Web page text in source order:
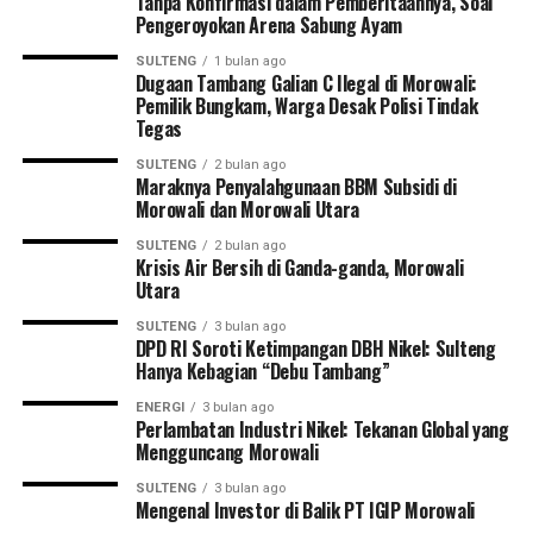
Pengeroyokan Arena Sabung Ayam
SULTENG 1 bulan ago
Dugaan Tambang Galian C Ilegal di Morowali:
Pemilik Bungkam, Warga Desak Polisi Tindak
Tegas
SULTENG 2 bulan ago
Maraknya Penyalahgunaan BBM Subsidi di
Morowali dan Morowali Utara
SULTENG 2 bulan ago
Krisis Air Bersih di Ganda-ganda, Morowali
Utara
SULTENG 3 bulan ago
DPD RI Soroti Ketimpangan DBH Nikel: Sulteng
Hanya Kebagian “Debu Tambang”
ENERGI 3 bulan ago
Perlambatan Industri Nikel: Tekanan Global yang
Mengguncang Morowali
SULTENG 3 bulan ago
Mengenal Investor di Balik PT IGIP Morowali